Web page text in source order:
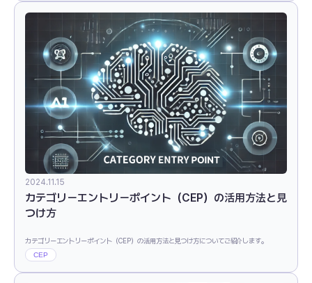
2024.11.15
カテゴリーエントリーポイント（CEP）の活用方法と見
つけ方
カテゴリーエントリーポイント（CEP）の活用方法と見つけ方についてご紹介します。
CEP